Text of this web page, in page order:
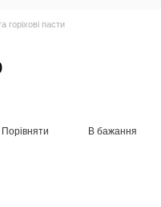
горіхові пасти
Порівняти В бажання